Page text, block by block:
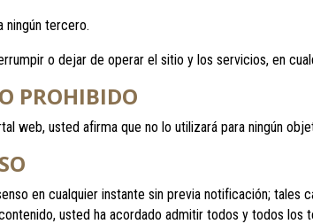
ningún tercero.
o dejar de operar el sitio y los servicios, en
PROHIBIDO
web, usted afirma que no lo utilizará para ningún
en cualquier instante sin previa notificación; tales
usted ha acordado admitir todos y todos